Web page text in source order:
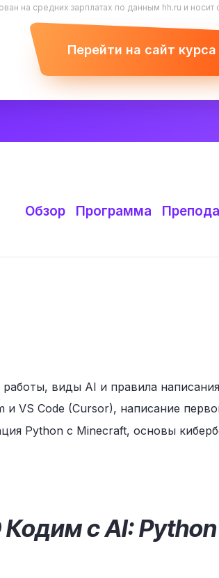
на средних зарплатах по данным hh.ru и
Перейти на сайт курса
Обзор Программа
виды AI и правила
и VS Code (Cursor), написание
Python с Minecraft, основы
с AI: